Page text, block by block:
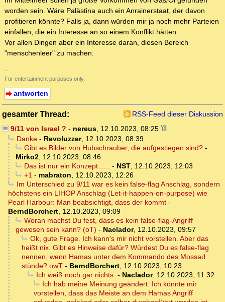
worden sein. Wäre Palästina auch ein Anrainerstaat, der davon
profitieren könnte? Falls ja, dann würden mir ja noch mehr Parteien
einfallen, die ein Interesse an so einem Konflikt hätten.
Vor allen Dingen aber ein Interesse daran, diesen Bereich
"menschenleer" zu machen.
--
For entertainment purposes only.
antworten
gesamter Thread:
RSS-Feed dieser Diskussion
9/11 von Israel ? - nereus, 12.10.2023, 08:25
Danke- Revoluzzer, 12.10.2023, 08:39
Gibt es Bilder von Hubschrauber, die aufgestiegen sind?-
Mirko2, 12.10.2023, 08:46
Das ist nur ein Konzept ..... - NST, 12.10.2023, 12:03
+1- mabraton, 12.10.2023, 12:26
Im Unterschied zu 9/11 war es kein false-flag Anschlag, sondern
höchstens ein LIHOP Anschlag (Let-it-happen-on-purpose) wie
Pearl Harbour: Man beabsichtigt, dass der kommt -
BerndBorchert, 12.10.2023, 09:09
Woran machst Du fest, dass es kein false-flag-Angriff
gewesen sein kann? (oT) - Naclador, 12.10.2023, 09:57
Ok, gute Frage. Ich kann's mir nicht vorstellen. Aber das
heißt nix. Gibt es Hinweise dafür? Würdest Du es false-flag
nennen, wenn Hamas unter dem Kommando des Mossad
stünde? owT - BerndBorchert, 12.10.2023, 10:23
Ich weiß noch gar nichts. - Naclador, 12.10.2023, 11:32
Ich hab meine Meinung geändert: Ich könnte mir
vorstellen, dass das Meiste an dem Hamas Angriff